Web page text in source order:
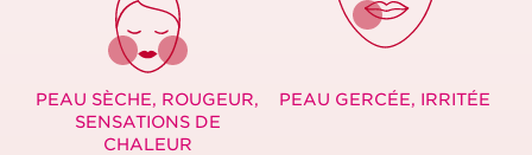
PEAU SÈCHE, ROUGEUR,
SENSATIONS DE
CHALEUR
PEAU GERCÉE, IRRITÉE